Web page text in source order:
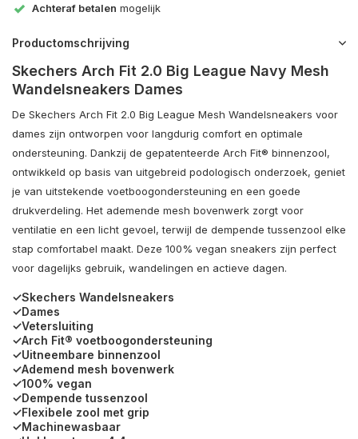
Achteraf betalen mogelijk
Productomschrijving
Skechers Arch Fit 2.0 Big League Navy Mesh
Wandelsneakers Dames
De Skechers Arch Fit 2.0 Big League Mesh Wandelsneakers voor
dames zijn ontworpen voor langdurig comfort en optimale
ondersteuning. Dankzij de gepatenteerde Arch Fit® binnenzool,
ontwikkeld op basis van uitgebreid podologisch onderzoek, geniet
je van uitstekende voetboogondersteuning en een goede
drukverdeling. Het ademende mesh bovenwerk zorgt voor
ventilatie en een licht gevoel, terwijl de dempende tussenzool elke
stap comfortabel maakt. Deze 100% vegan sneakers zijn perfect
voor dagelijks gebruik, wandelingen en actieve dagen.
✓Skechers Wandelsneakers
✓Dames
✓Vetersluiting
✓Arch Fit® voetboogondersteuning
✓Uitneembare binnenzool
✓Ademend mesh bovenwerk
✓100% vegan
✓Dempende tussenzool
✓Flexibele zool met grip
✓Machinewasbaar